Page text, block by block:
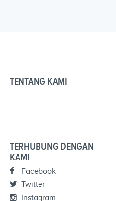
TENTANG KAMI
TERHUBUNG DENGAN
KAMI
Facebook
Twitter
Instagram